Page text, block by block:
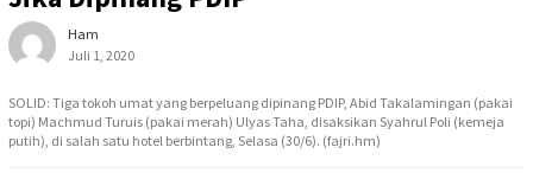
Ham
Juli 1, 2020
SOLID: Tiga tokoh umat yang berpeluang dipinang PDIP, Abid Takalamingan (pakai
topi) Machmud Turuis (pakai merah) Ulyas Taha, disaksikan Syahrul Poli (kemeja
putih), di salah satu hotel berbintang, Selasa (30/6). (fajri.hm)